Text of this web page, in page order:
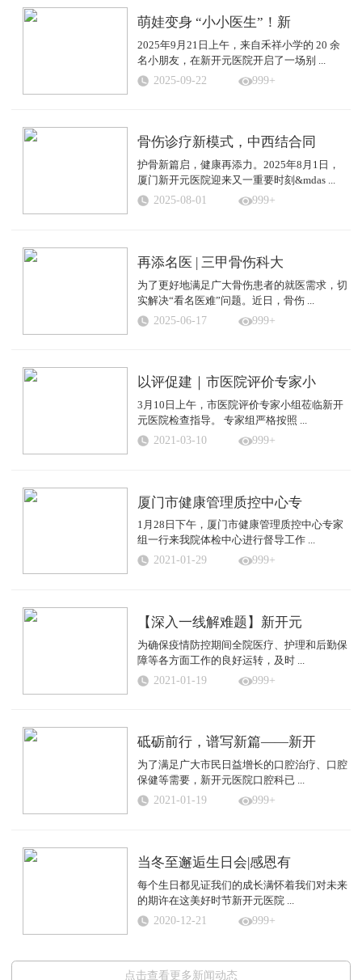
萌娃变身 “小小医生”！新
2025年9月21日上午，来自禾祥小学的 20 余
名小朋友，在新开元医院开启了一场别 ...
2025-09-22 999+
骨伤诊疗新模式，中西结合同
护骨新篇启，健康再添力。2025年8月1日，
厦门新开元医院迎来又一重要时刻&mdas ...
2025-08-01 999+
再添名医 | 三甲骨伤科大
为了更好地满足广大骨伤患者的就医需求，切
实解决“看名医难”问题。近日，骨伤 ...
2025-06-17 999+
以评促建｜市医院评价专家小
3月10日上午，市医院评价专家小组莅临新开
元医院检查指导。 专家组严格按照 ...
2021-03-10 999+
厦门市健康管理质控中心专
1月28日下午，厦门市健康管理质控中心专家
组一行来我院体检中心进行督导工作 ...
2021-01-29 999+
【深入一线解难题】新开元
为确保疫情防控期间全院医疗、护理和后勤保
障等各方面工作的良好运转，及时 ...
2021-01-19 999+
砥砺前行，谱写新篇——新开
为了满足广大市民日益增长的口腔治疗、口腔
保健等需要，新开元医院口腔科已 ...
2021-01-19 999+
当冬至邂逅生日会|感恩有
每个生日都见证我们的成长满怀着我们对未来
的期许在这美好时节新开元医院 ...
2020-12-21 999+
点击查看更多新闻动态